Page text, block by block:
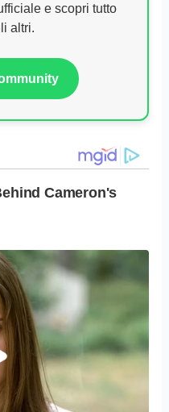
e scopri tutto
altri.